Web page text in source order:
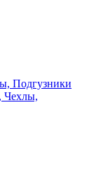
Подгузники
Чехлы,